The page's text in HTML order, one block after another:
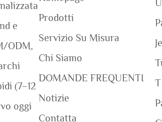
e
ODM,
(7–12
oggi
Prodotti
Servizio Su Misura
Chi Siamo
DOMANDE FREQUENTI
Notizie
Contatta